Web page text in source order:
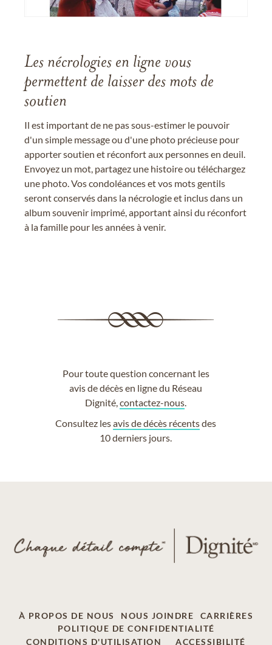
Les nécrologies en ligne vous
permettent de laisser des mots de
soutien
Il est important de ne pas sous-estimer le pouvoir
d'un simple message ou d'une photo précieuse pour
apporter soutien et réconfort aux personnes en deuil.
Envoyez un mot, partagez une histoire ou téléchargez
une photo. Vos condoléances et vos mots gentils
seront conservés dans la nécrologie et inclus dans un
album souvenir imprimé, apportant ainsi du réconfort
à la famille pour les années à venir.
Pour toute question concernant les
avis de décès en ligne du Réseau
Dignité,contactez-nous
Consultez lesavis de décès récentsdes
10 derniers jours.
À PROPOS DE NOUS NOUS JOINDRE
CARRIÈRES
POLITIQUE DE CONFIDENTIALITÉ
CONDITIONS D'UTILISATION
ACCESSIBILITÉ